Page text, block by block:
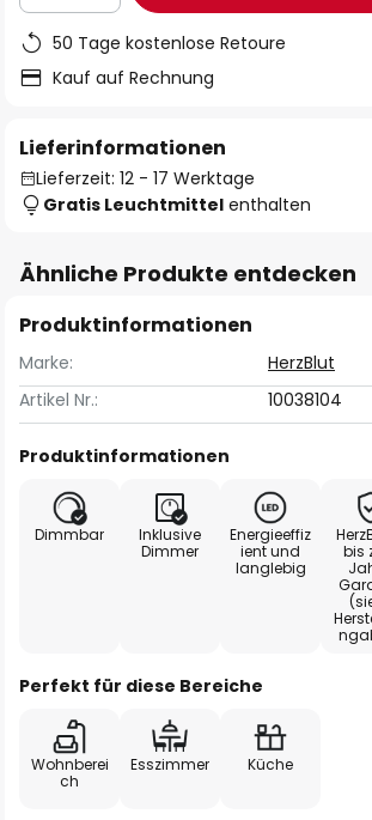
50 Tage kostenlose Retoure
Kauf auf Rechnung
Lieferinformationen
Lieferzeit: 12 - 17 Werktage
Gratis Leuchtmittel enthalten
Ähnliche Produkte entdecken
Produktinformationen
Marke:
HerzBlut
Artikel Nr.:
10038104
Produktinformationen
Dimmbar
Inklusive
Dimmer
Energieeffiz
ient und
langlebig
bis
Perfekt für diese Bereiche
Wohnberei
ch
Esszimmer Küche